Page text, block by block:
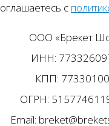
с
ООО «Брекет
ИНН:
КПП:
ОГРН:
Email: